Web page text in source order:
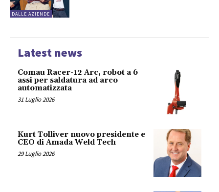
DALLE AZIENDE
Latest news
Comau Racer-12 Arc, robot a 6
assi per saldatura ad arco
automatizzata
31 Luglio 2026
Kurt Tolliver nuovo presidente e
CEO di Amada Weld Tech
29 Luglio 2026